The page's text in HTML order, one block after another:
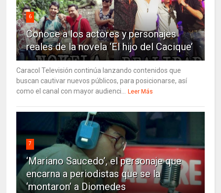
6
Conoce a los actores y personajes
reales de la novela ‘El hijo del Cacique’
Caracol Televisión continúa lanzando contenidos que
buscan cautivar nuevos públicos, para posicionarse, así
como el canal con mayor audienci...
Leer Más
7
‘Mariano Saucedo’, el personaje que
encarna a periodistas que se la
‘montaron’ a Diomedes